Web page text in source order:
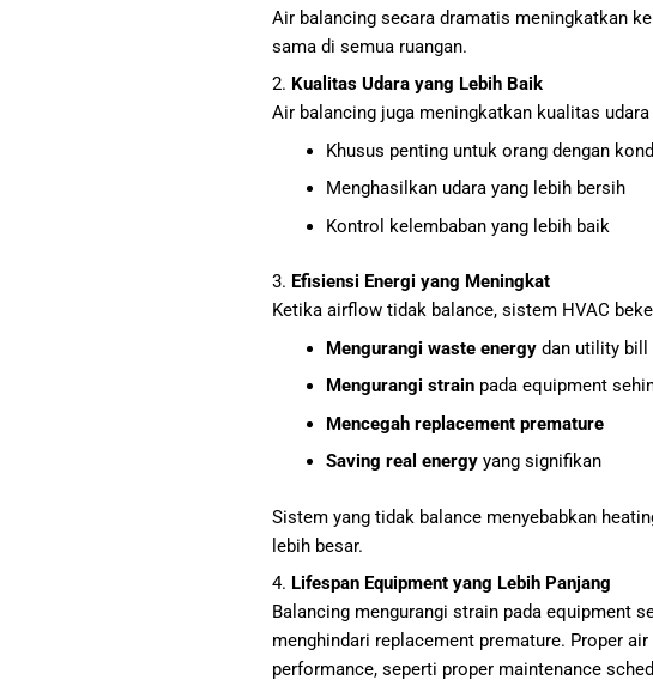
Air balancing secara dramatis meningkatkan
sama di semua ruangan.
2. Kualitas Udara yang Lebih Baik
Air balancing juga meningkatkan kualitas
Khusus penting untuk orang dengan
Menghasilkan udara yang lebih bersih
Kontrol kelembaban yang lebih baik
3. Efisiensi Energi yang Meningkat
Ketika airflow tidak balance, sistem HVAC
Mengurangi waste energy dan utility bill
Mengurangi strain pada equipment
Mencegah replacement premature
Saving real energy yang signifikan
Sistem yang tidak balance menyebabkan
lebih besar.
4. Lifespan Equipment yang Lebih Panjang
Balancing mengurangi strain pada equipment
menghindari replacement premature. Proper
performance, seperti proper maintenance